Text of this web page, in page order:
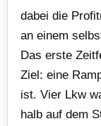
dabei die
an einem
Das erste
Ziel: eine
ist. Vier Lkw
halb auf dem